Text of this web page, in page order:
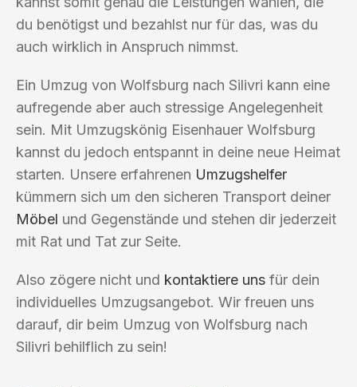
du benötigst und bezahlst nur für das, was du
auch wirklich in Anspruch nimmst.
Ein Umzug von Wolfsburg nach Silivri kann eine
aufregende aber auch stressige Angelegenheit
sein. Mit Umzugskönig Eisenhauer Wolfsburg
kannst du jedoch entspannt in deine neue Heimat
starten. Unsere erfahrenen Umzugshelfer
kümmern sich um den sicheren Transport deiner
Möbel und Gegenstände und stehen dir jederzeit
mit Rat und Tat zur Seite.
Also zögere nicht und kontaktiere uns für dein
individuelles Umzugsangebot. Wir freuen uns
darauf, dir beim Umzug von Wolfsburg nach
Silivri behilflich zu sein!